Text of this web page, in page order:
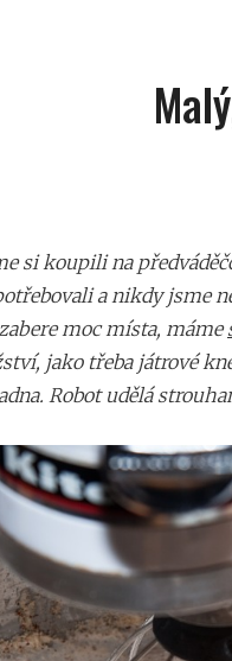
si koupili na
a nikdy jsme
moc místa, máme
jako třeba játrové
Robot udělá